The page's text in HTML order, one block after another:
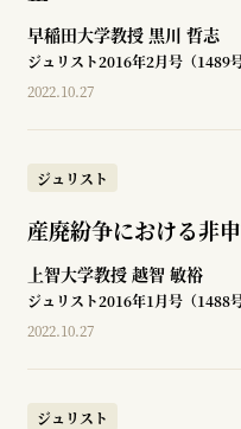
早稲田大学教授 黒川 哲志
ジュリスト2016年2月号（1489
2022.10.27
ジュリスト
産廃紛争における非
上智大学教授 越智 敏裕
ジュリスト2016年1月号（1488
2022.10.27
ジュリスト